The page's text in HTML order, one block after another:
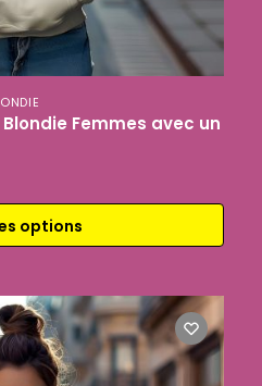
Femmes avec un
options